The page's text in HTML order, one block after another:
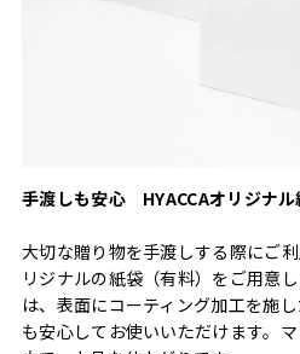
手渡しも安心 HYACCAオリジナル
大切な贈り物を手渡しする際にご
リジナルの紙袋（有料）をご用意
は、表面にコーティング加工を施
も安心してお使いいただけます。